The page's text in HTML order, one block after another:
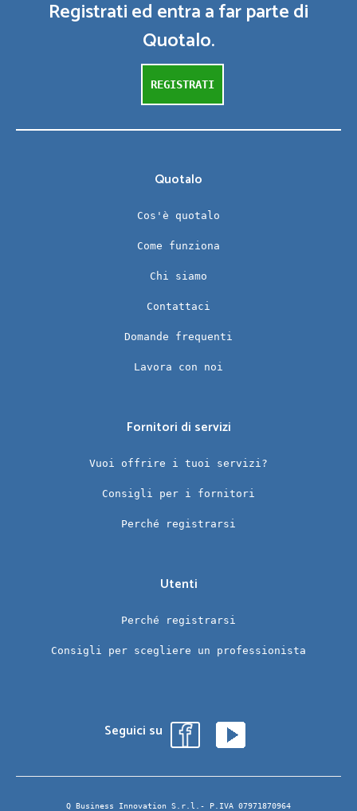
Registrati ed entra a far parte di
Quotalo.
REGISTRATI
Quotalo
Cos'è quotalo
Come funziona
Chi siamo
Contattaci
Domande frequenti
Lavora con noi
Fornitori di servizi
Vuoi offrire i tuoi servizi?
Consigli per i fornitori
Perché registrarsi
Utenti
Perché registrarsi
Consigli per scegliere un professionista
Seguici su
Q Business Innovation S.r.l.- P.IVA 07971870964